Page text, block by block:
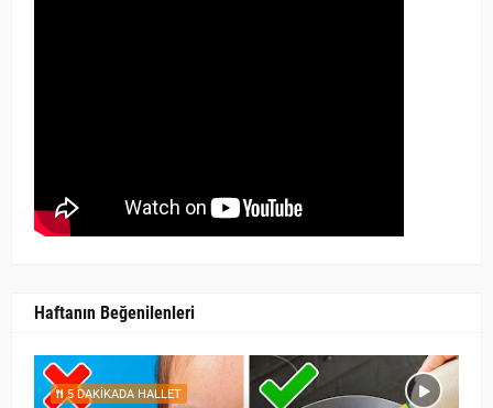
Haftanın Beğenilenleri
5 DAKİKADA HALLET